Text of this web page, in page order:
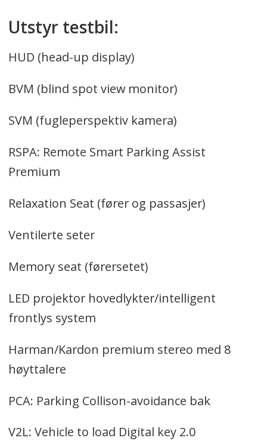
Utstyr testbil:
HUD (head-up display)
BVM (blind spot view monitor)
SVM (fugleperspektiv kamera)
RSPA: Remote Smart Parking Assist
Premium
Relaxation Seat (fører og passasjer)
Ventilerte seter
Memory seat (førersetet)
LED projektor hovedlykter/intelligent
frontlys system
Harman/Kardon premium stereo med 8
høyttalere
PCA: Parking Collison-avoidance bak
V2L: Vehicle to load Digital key 2.0